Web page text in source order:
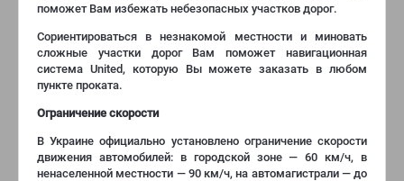
поможет Вам избежать небезопасных участков дорог.
Сориентироваться в незнакомой местности и миновать
сложные участки дорог Вам поможет навигационная
система United, которую Вы можете заказать в любом
пункте проката.
Ограничение скорости
В Украине официально установлено ограничение скорости
движения автомобилей: в городской зоне — 60 км/ч, в
ненаселенной местности — 90 км/ч, на автомагистрали — до